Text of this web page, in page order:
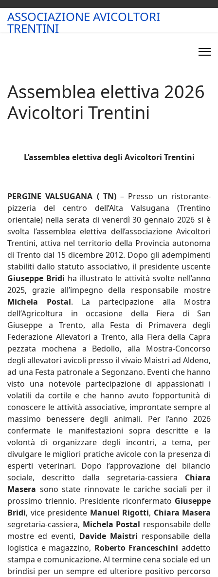
ASSOCIAZIONE AVICOLTORI
TRENTINI
Assemblea elettiva 2026
Avicoltori Trentini
L’assemblea elettiva degli Avicoltori Trentini
PERGINE VALSUGANA ( TN)– Presso un ristorante-
pizzeria del centro dell’Alta Valsugana (Trentino
orientale) nella serata di venerdì 30 gennaio 2026 si è
svolta l’assemblea elettiva dell’associazione Avicoltori
Trentini, attiva nel territorio della Provincia autonoma
di Trento dal 15 dicembre 2012. Dopo gli adempimenti
stabiliti dallo statuto associativo, il presidente uscente
Giuseppe Bridi ha illustrato le attività svolte nell’anno
2025, grazie all’impegno della responsabile mostre
Michela Postal. La partecipazione alla Mostra
dell’Agricoltura in occasione della Fiera di San
Giuseppe a Trento, alla Festa di Primavera degli
Federazione Allevatori a Trento, alla Fiera della Capra
pezzata mochena a Bedollo, alla Mostra-Concorso
degli allevatori avicoli presso il vivaio Maistri ad Aldeno,
ad una Festa patronale a Segonzano. Eventi che hanno
visto una notevole partecipazione di appassionati i
volatili da cortile e che hanno avuto l’opportunità di
conoscere le attività associative, improntate sempre al
massimo benessere degli animali. Per l’anno 2026
confermate le manifestazioni sopra descritte e la
volontà di organizzare degli incontri, a tema, per
divulgare le migliori pratiche avicole con la presenza di
esperti veterinari. Dopo l’approvazione del bilancio
sociale, descritto dalla segretaria-cassiera Chiara
Masera sono state rinnovate le cariche sociali per il
prossimo triennio. Presidente riconfermato Giuseppe
Bridi, vice presidente Manuel Rigotti, Chiara Masera
segretaria-cassiera, Michela Postal responsabile delle
mostre ed eventi, Davide Maistri responsabile della
logistica e magazzino, Roberto Franceschini addetto
stampa e comunicazione. Al termine cena sociale ed un
brindisi per un sempre ed ulteriore positivo percorso